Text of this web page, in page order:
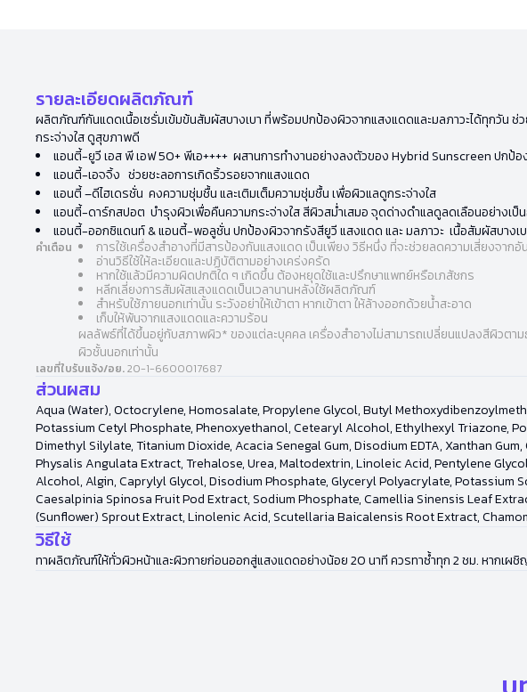
รายละเอียดผลิตภัณฑ์
ผลิตภัณฑ์กันแดดเนื้อเซรั่มเข้มข้นสัมผัสบางเบา ที่พร้อมปกป้องผิวจากแสงแดดและมลภาวะได้ทุกวัน
กระจ่างใส ดูสุขภาพดี
แอนตี้-ยูวี เอส พี เอฟ 50+ พีเอ++++ ผสานการทำงานอย่างลงตัวของ Hybrid Sunscreen ปกป้อ
แอนตี้-เอจจิ้ง ช่วยชะลอการเกิดริ้วรอยจากแสงแดด
แอนตี้ –ดีไฮเดรชั่น คงความชุ่มชื้น และเติมเต็มความชุ่มชื้น เพื่อผิวแลดูกระจ่างใส
แอนตี้-ดาร์กสปอต บำรุงผิวเพื่อคืนความกระจ่างใส สีผิวสม่ำเสมอ จุดด่างดำแลดูลดเลือนอย่างเป็
แอนตี้-ออกซิแดนท์ & แอนตี้-พอลูชั่น ปกป้องผิวจากรังสียูวี แสงแดด และ มลภาวะ เนื้อสัมผัสบางเ
คำเตือน การใช้เครื่องสำอางที่มีสารป้องกันแสงแดด เป็นเพียง วิธีหนึ่ง ที่จะช่วยลดความเสี่ยงจาก
อ่านวิธีใช้ให้ละเอียดและปฏิบัติตามอย่างเคร่งครัด
หากใช้แล้วมีความผิดปกติใด ๆ เกิดขึ้น ต้องหยุดใช้และปรึกษาแพทย์หรือเภสัชกร
หลีกเลี่ยงการสัมผัสแสงแดดเป็นเวลานานหลังใช้ผลิตภัณฑ์
สำหรับใช้ภายนอกเท่านั้น ระวังอย่าให้เข้าตา หากเข้าตา ให้ล้างออกด้วยน้ำสะอาด
เก็บให้พ้นจากแสงแดดและความร้อน
ผลลัพธ์ที่ได้ขึ้นอยู่กับสภาพผิว* ของแต่ละบุคคล เครื่องสำอางไม่สามารถเปลี่ยนแปลงสีผิวตา
ผิวชั้นนอกเท่านั้น
เลขที่ใบรับแจ้ง/อย.20-1-6600017687
ส่วนผสม
Aqua (Water), Octocrylene, Homosalate, Propylene Glycol, Butyl
Potassium Cetyl Phosphate, Phenoxyethanol, Cetearyl Alcohol, Ethylhexyl Triazone,
Dimethyl Silylate, Titanium Dioxide, Acacia Senegal Gum, Disodium EDTA, Xanthan
Physalis Angulata Extract, Trehalose, Urea, Maltodextrin, Linoleic Acid, Pentylene
Alcohol, Algin, Caprylyl Glycol, Disodium Phosphate, Glyceryl Polyacrylate,
Caesalpinia Spinosa Fruit Pod Extract, Sodium Phosphate, Camellia Sinensis Leaf
(Sunflower) Sprout Extract, Linolenic Acid, Scutellaria Baicalensis Root Extract,
วิธีใช้
ทาผลิตภัณฑ์ให้ทั่วผิวหน้าและผิวกายก่อนออกสู่แสงแดดอย่างน้อย 20 นาที ควรทาซ้ำทุก 2 ชม. หากเผ